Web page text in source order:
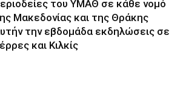
του ΥΜΑΘ σε κάθε νομό
Μακεδονίας και της Θράκης
την εβδομάδα εκδηλώσεις σε
και Κιλκίς